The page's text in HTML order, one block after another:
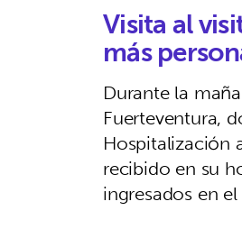
Visita al
más
Durante la
Fuerteventura,
Hospitalización
recibido en su
ingresados en